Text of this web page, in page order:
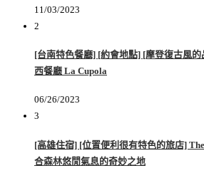
11/03/2023
2
[台南特色餐廳] [約會地點] [摩登復古風
西餐廳 La Cupola
06/26/2023
3
[高雄住宿] [位置便利很有特色的旅店]
合森林悠閒氣息的奇妙之地